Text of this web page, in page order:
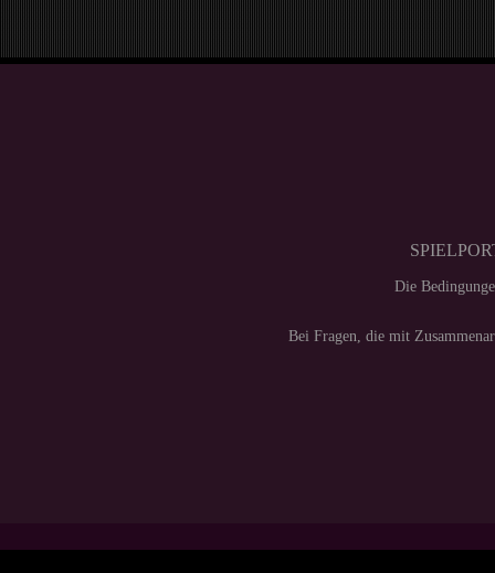
Die
Bei Fragen, die mit